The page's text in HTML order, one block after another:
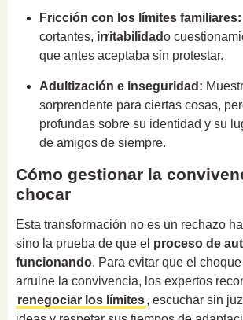
Fricción con los límites familiares:
cortantes, irritabilidado
que antes aceptaba sin protestar.
Adultización e inseguridad:
sorprendente para ciertas cosas,
profundas sobre su identidad y su
de amigos de siempre.
Cómo gestionar la
chocar
Esta transformación no es un rechazo
sino la prueba de que el proceso de
funcionando. Para evitar que el
arruine la convivencia, los expertos
renegociar los límites, escuchar sin